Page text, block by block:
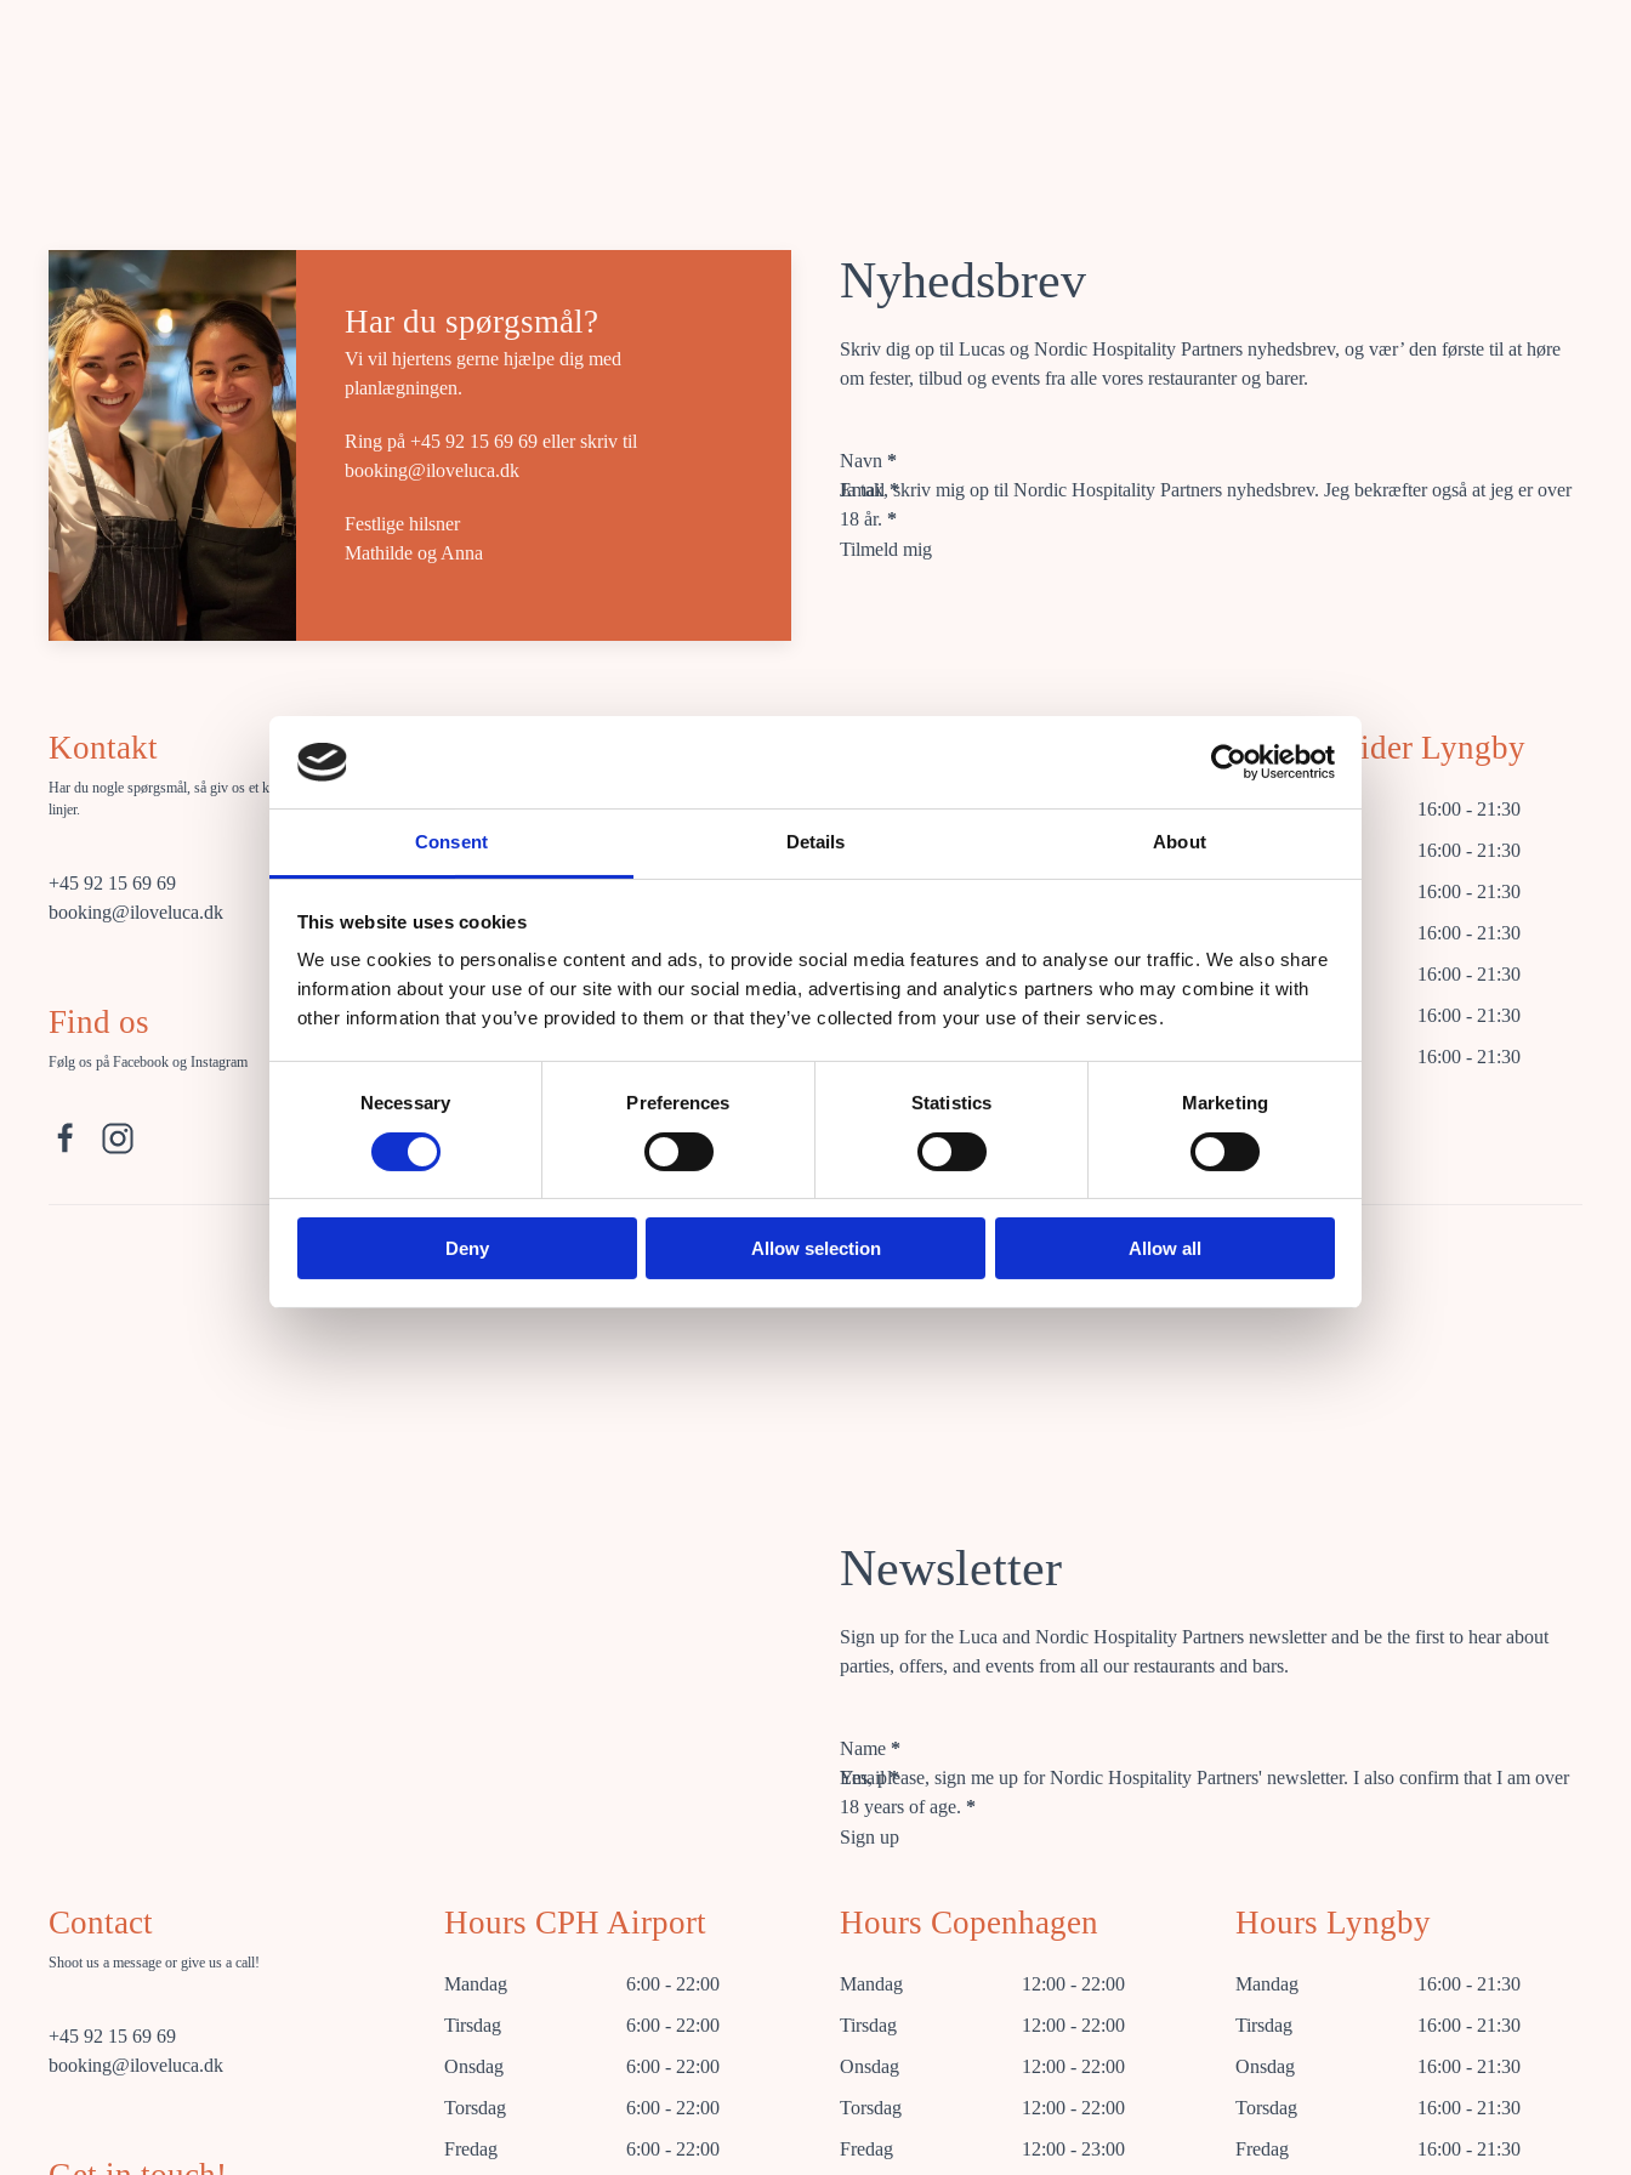
Consent Details About
This website uses cookies
We use cookies to personalise content and ads, to provide social media features and to analyse our traffic. We also share
information about your use of our site with our social media, advertising and analytics partners who may combine it with
other information that you’ve provided to them or that they’ve collected from your use of their services.
Necessary Preferences Statistics Marketing
Deny Allow selection Allow all
Har du spørgsmål?
Vi vil hjertens gerne hjælpe dig med
planlægningen.
Ring på +45 92 15 69 69 eller skriv til
booking@iloveluca.dk
Festlige hilsner
Mathilde og Anna
Nyhedsbrev
Skriv dig op til Lucas og Nordic Hospitality Partners nyhedsbrev, og vær’ den første til at høre
om fester, tilbud og events fra alle vores restauranter og barer.
Navn *
Email *
Ja tak, skriv mig op til Nordic Hospitality Partners nyhedsbrev. Jeg bekræfter også at jeg er over
18 år. *
Tilmeld mig
Kontakt
Har du nogle spørgsmål, så giv os et kald eller skriv et par
linjer.
+45 92 15 69 69
booking@iloveluca.dk
Find os
Følg os på Facebook og Instagram
Mandag
6:00 - 22:00
Tirsdag
Torsdag
Fredag
6:00 - 22:00
Lørdag
6:00 - 21:00
Søndag
6:00 - 22:00
Mandag
12:00 - 22:00
Tirsdag
12:00 - 23:00
Lørdag
12:00 - 23:00
Søndag
12:00 - 22:00
Åbningstider Lyngby
Mandag
16:00 - 21:30
16:00 - 21:30
16:00 - 21:30
16:00 - 21:30
16:00 - 21:30
16:00 - 21:30
Søndag
16:00 - 21:30
Newsletter
Sign up for the Luca and Nordic Hospitality Partners newsletter and be the first to hear about
parties, offers, and events from all our restaurants and bars.
Name *
Email *
Yes, please, sign me up for Nordic Hospitality Partners' newsletter. I also confirm that I am over
18 years of age. *
Sign up
Contact
Shoot us a message or give us a call!
+45 92 15 69 69
booking@iloveluca.dk
Hours CPH Airport
Mandag
6:00 - 22:00
Tirsdag
6:00 - 22:00
Onsdag
6:00 - 22:00
Torsdag
6:00 - 22:00
Fredag
6:00 - 22:00
Hours Copenhagen
Mandag
12:00 - 22:00
Tirsdag
12:00 - 22:00
Onsdag
12:00 - 22:00
Torsdag
12:00 - 22:00
Fredag
12:00 - 23:00
Hours Lyngby
Mandag
16:00 - 21:30
Tirsdag
16:00 - 21:30
Onsdag
16:00 - 21:30
Torsdag
16:00 - 21:30
Fredag
16:00 - 21:30